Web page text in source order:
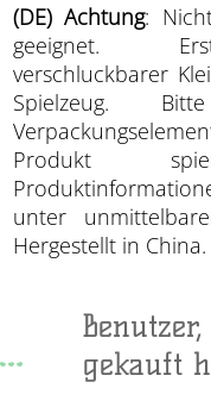
(DE) Achtung:
geeignet.
verschluckbarer
Spielzeug.
Produkt
unter
Hergestellt in China.
gekauft